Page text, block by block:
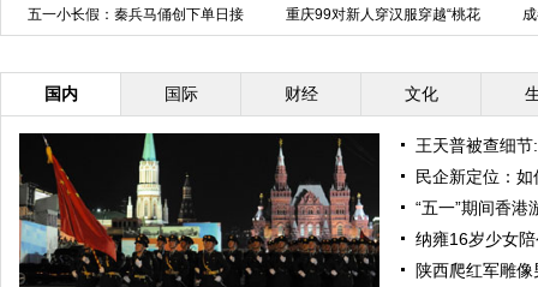
五一小长假：秦兵马俑创下单日接
待量6万人记录
重庆99对新人穿汉服穿越“桃花
源”(高清组图)
国内 国际 财经 文化
王天普被查细
民企新定位：如
“五一”期间香港
纳雍16岁少女
陕西爬红军雕